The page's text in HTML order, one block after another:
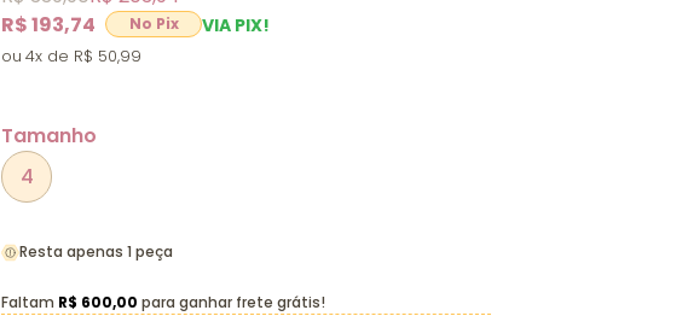
R$ 193,74 VIA PIX!
4x R$ 50,99
Tamanho
4
Resta apenas 1 peça
Faltam R$ 600,00 para ganhar frete grátis!